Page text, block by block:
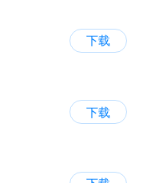
下载
下载